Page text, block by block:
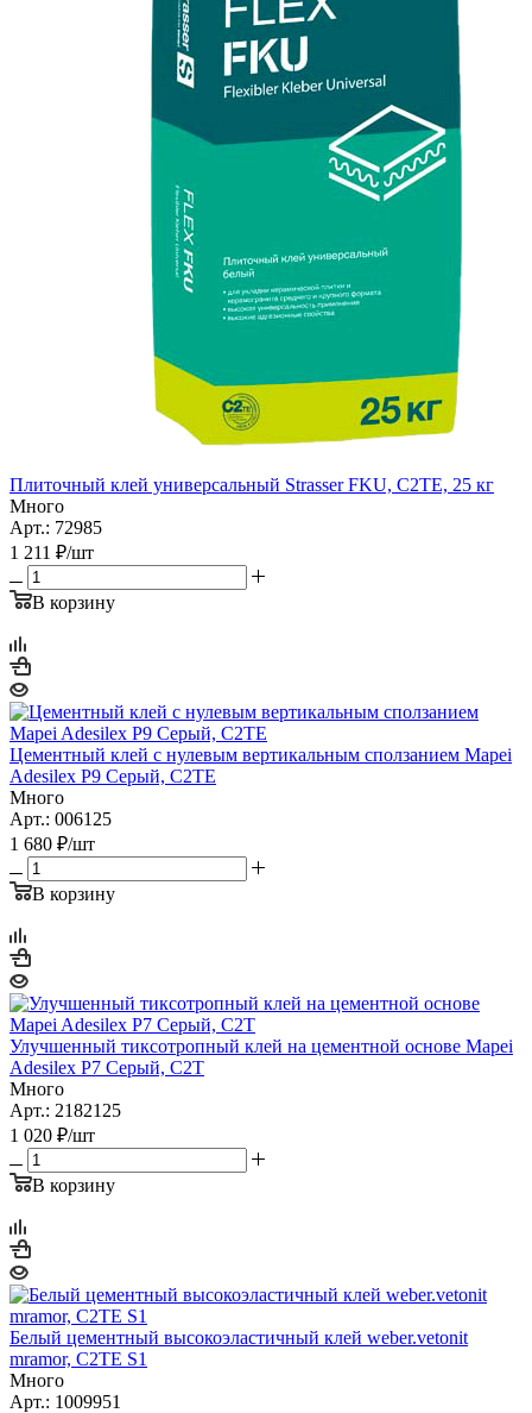
Плиточный клей универсальный Strasser FKU, C2TE, 25 кг
Много
Арт.: 72985
1 211 ₽/шт
В корзину
Цементный клей с нулевым вертикальным сползанием Mapei
Adesilex P9 Серый, С2ТЕ
Много
Арт.: 006125
1 680 ₽/шт
В корзину
Улучшенный тиксотропный клей на цементной основе Mapei
Adesilex P7 Серый, C2T
Много
Арт.: 2182125
1 020 ₽/шт
В корзину
Белый цементный высокоэластичный клей weber.vetonit
mramor, C2TE S1
Много
Арт.: 1009951